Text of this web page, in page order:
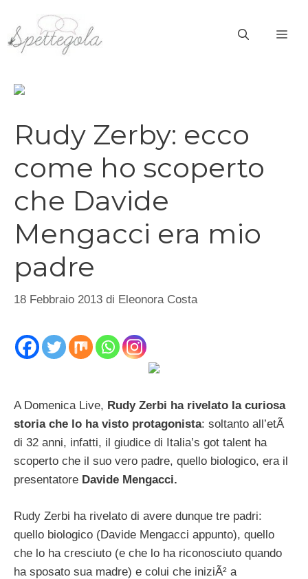
contenuto
Rudy Zerby: ecco
come ho scoperto
che Davide
Mengacci era mio
padre
18 Febbraio 2013 di Eleonora Costa
A Domenica Live, Rudy Zerbi ha rivelato la curiosa
storia che lo ha visto protagonista: soltanto all’etÃ
di 32 anni, infatti, il giudice di Italia’s got talent ha
scoperto che il suo vero padre, quello biologico, era il
presentatore Davide Mengacci.
Rudy Zerbi ha rivelato di avere dunque tre padri:
quello biologico (Davide Mengacci appunto), quello
che lo ha cresciuto (e che lo ha riconosciuto quando
ha sposato sua madre) e colui che iniziÃ² a